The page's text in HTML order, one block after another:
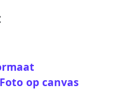
op canvas